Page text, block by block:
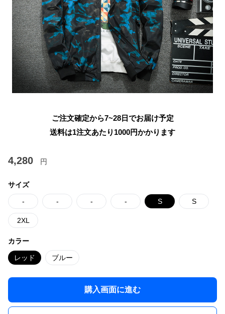
ご注文確定から7~28日でお届け予定
送料は1注文あたり 1000円かかります
4,280 円
サイズ
- - - - S S
2XL
カラー
レッド ブルー
購入画面に進む